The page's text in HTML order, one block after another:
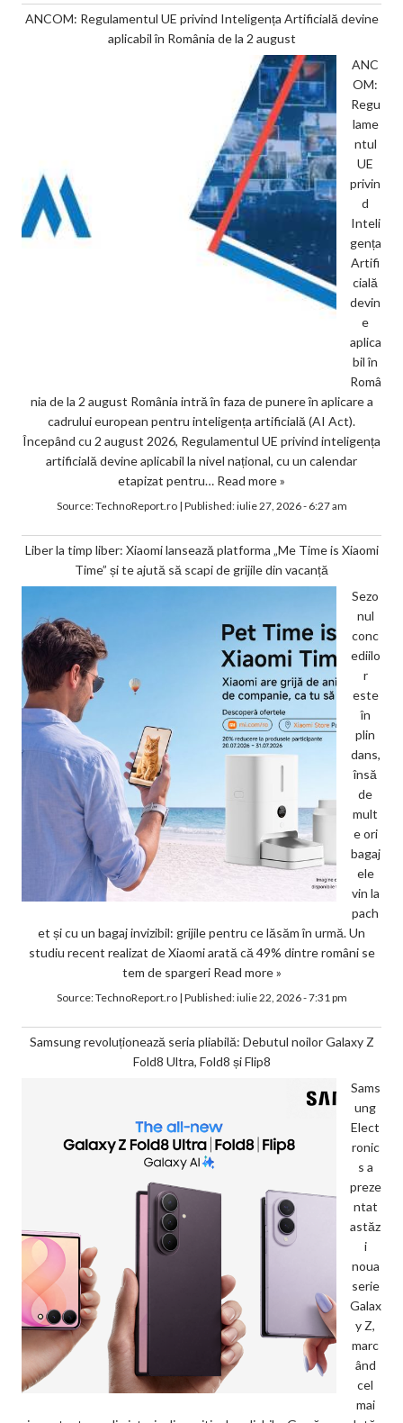
ANCOM: Regulamentul UE privind Inteligența Artificială devine
aplicabil în România de la 2 august
ANC
OM:
Regu
lame
ntul
UE
privin
d
Inteli
gența
Artifi
cială
devin
e
aplica
bil în
Româ
nia de la 2 august România intră în faza de punere în aplicare a
cadrului european pentru inteligența artificială (AI Act).
Începând cu 2 august 2026, Regulamentul UE privind inteligența
artificială devine aplicabil la nivel național, cu un calendar
etapizat pentru… Read more »
Source:TechnoReport.ro| Published:iulie 27, 2026 - 6:27 am
Liber la timp liber: Xiaomi lansează platforma „Me Time is Xiaomi
Time” și te ajută să scapi de grijile din vacanță
Sezo
nul
conc
ediilo
r
este
în
plin
dans,
însă
de
mult
e ori
bagaj
ele
vin la
pach
et și cu un bagaj invizibil: grijile pentru ce lăsăm în urmă. Un
studiu recent realizat de Xiaomi arată că 49% dintre români se
tem de spargeri Read more »
Source:TechnoReport.ro| Published:iulie 22, 2026 - 7:31 pm
Samsung revoluționează seria pliabilă: Debutul noilor Galaxy Z
Fold8 Ultra, Fold8 și Flip8
Sams
ung
Elect
ronic
s a
preze
ntat
astăz
i
noua
serie
Galax
y Z,
marc
ând
cel
mai